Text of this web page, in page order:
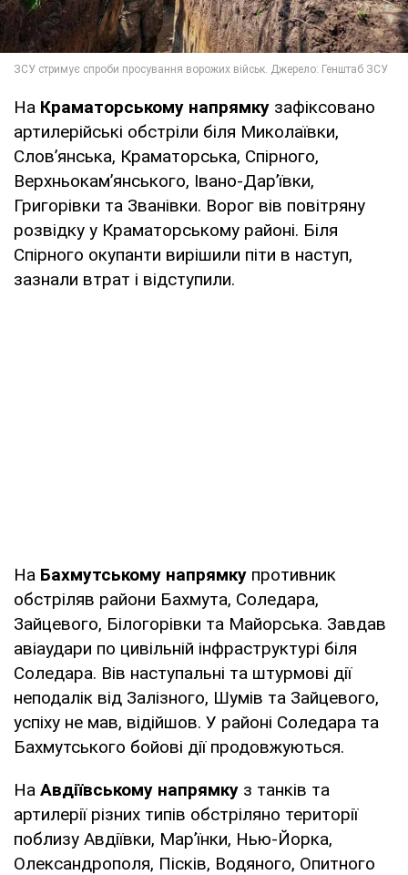
На Краматорському напрямку зафіксовано
артилерійські обстріли біля Миколаївки,
Слов’янська, Краматорська, Спірного,
Верхньокам’янського, Івано-Дарʼївки,
Григорівки та Званівки. Ворог вів повітряну
розвідку у Краматорському районі. Біля
Спірного окупанти вирішили піти в наступ,
зазнали втрат і відступили.
На Бахмутському напрямку противник
обстріляв райони Бахмута, Соледара,
Зайцевого, Білогорівки та Майорська. Завдав
авіаудари по цивільній інфраструктурі біля
Соледара. Вів наступальні та штурмові дії
неподалік від Залізного, Шумів та Зайцевого,
успіху не мав, відійшов. У районі Соледара та
Бахмутського бойові дії продовжуються.
На Авдіївському напрямку з танків та
артилерії різних типів обстріляно території
поблизу Авдіївки, Мар’їнки, Нью-Йорка,
Олександрополя, Пісків, Водяного, Опитного